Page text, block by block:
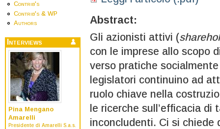
Contrib's
Contrib's & WP
Authors
Interviews
Pina Mengano
Amarelli
Presidente di Amarelli S.a.s.
Abstract:
Gli azionisti attivi (
con le imprese allo scopo
verso pratiche
legislatori continuino ad
ruolo chiave nella
le ricerche sull’efficacia
inconcludenti. Ci si chiede